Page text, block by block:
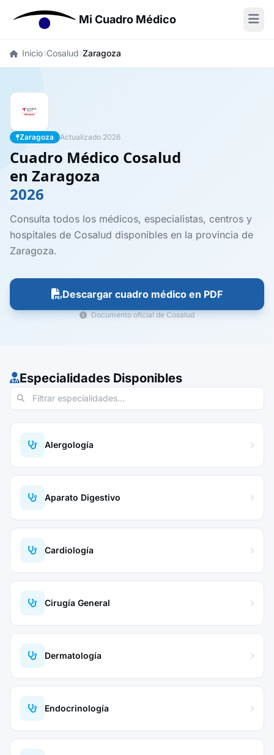
Mi Cuadro Médico
Inicio Cosalud Zaragoza
Zaragoza Actualizado 2026
Cuadro Médico Cosalud
en Zaragoza
2026
Consulta todos los médicos, especialistas, centros y
hospitales de Cosalud disponibles en la provincia de
Zaragoza.
Descargar cuadro médico en PDF
Documento oficial de Cosalud
Especialidades Disponibles
Alergología
Aparato Digestivo
Cardiología
Cirugía General
Dermatología
Endocrinología